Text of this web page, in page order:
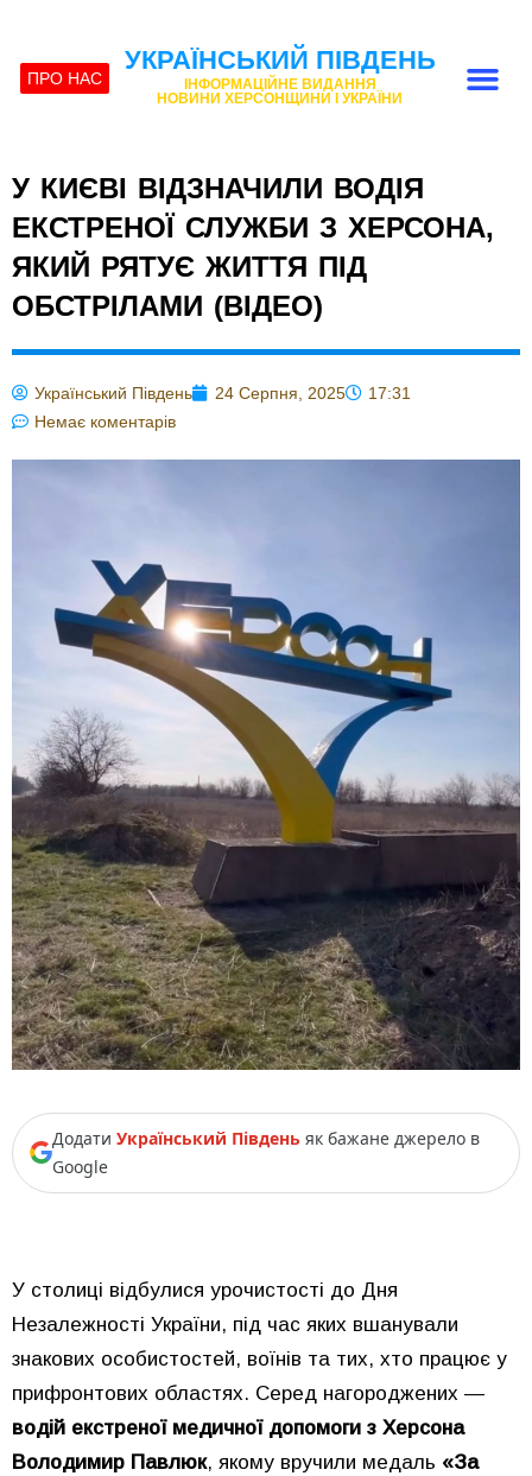
ПРО НАС
УКРАЇНСЬКИЙ ПІВДЕНЬ
ІНФОРМАЦІЙНЕ ВИДАННЯ
НОВИНИ ХЕРСОНЩИНИ І УКРАЇНИ
У КИЄВІ ВІДЗНАЧИЛИ ВОДІЯ
ЕКСТРЕНОЇ СЛУЖБИ З ХЕРСОНА,
ЯКИЙ РЯТУЄ ЖИТТЯ ПІД
ОБСТРІЛАМИ (ВІДЕО)
Український Південь 24 Серпня, 2025
17:31
Немає коментарів
Додати Український Південь як бажане джерело в
Google
У столиці відбулися урочистості до Дня
Незалежності України, під час яких вшанували
знакових особистостей, воїнів та тих, хто працює у
прифронтових областях. Серед нагороджених —
водій екстреної медичної допомоги з Херсона
Володимир Павлюк, якому вручили медаль «За